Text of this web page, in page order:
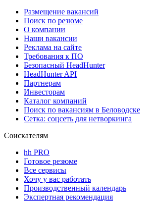
Размещение вакансий
Поиск по резюме
О компании
Наши вакансии
Реклама на сайте
Требования к ПО
Безопасный HeadHunter
HeadHunter API
Партнерам
Инвесторам
Каталог компаний
Поиск по вакансиям в Беловодске
Сетка: соцсеть для нетворкинга
Соискателям
hh PRO
Готовое резюме
Все сервисы
Хочу у вас работать
Производственный календарь
Экспертная рекомендация